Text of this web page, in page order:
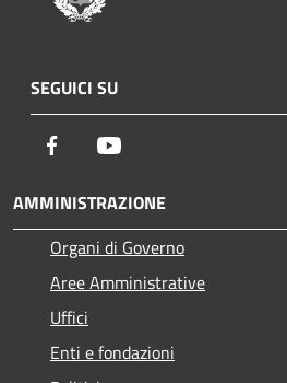
SEGUICI SU
Facebook
AMMINISTRAZIONE
Organi di Governo
Aree Amministrative
Uffici
Enti e fondazioni